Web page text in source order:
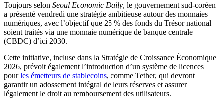
Toujours selon Seoul Economic Daily, le gouvernement sud-coréen
a présenté vendredi une stratégie ambitieuse autour des monnaies
numériques, avec l’objectif que 25 % des fonds du Trésor national
soient traités via une monnaie numérique de banque centrale
(CBDC) d’ici 2030.
Cette initiative, incluse dans la Stratégie de Croissance Économique
2026, prévoit également l’introduction d’un système de licences
pourles émetteurs de stablecoins, comme Tether, qui devront
garantir un adossement intégral de leurs réserves et assurer
légalement le droit au remboursement des utilisateurs.